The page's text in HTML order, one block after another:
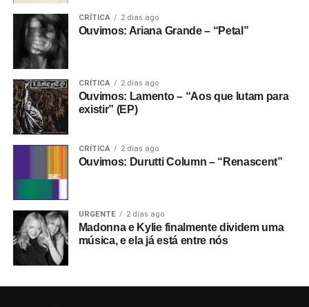
CRÍTICA 2 dias ago
Ouvimos: Ariana Grande – “Petal”
CRÍTICA 2 dias ago
Ouvimos: Lamento – “Aos que lutam para
existir” (EP)
CRÍTICA 2 dias ago
Ouvimos: Durutti Column – “Renascent”
URGENTE 2 dias ago
Madonna e Kylie finalmente dividem uma
música, e ela já está entre nós